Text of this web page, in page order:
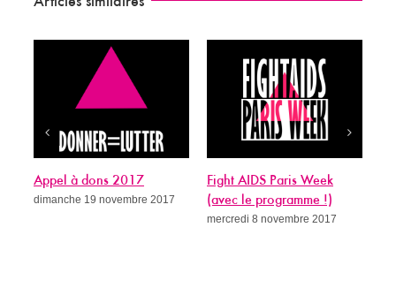
Appel à dons 2017
dimanche 19 novembre 2017
Fight AIDS Paris Week
(avec le programme !)
mercredi 8 novembre 2017